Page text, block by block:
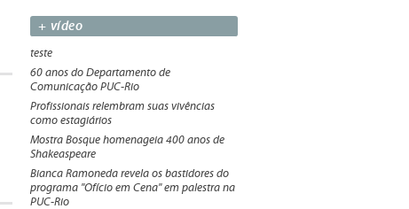
+ vídeo
teste
60 anos do Departamento de
Comunicação PUC-Rio
Profissionais relembram suas vivências
como estagiários
Mostra Bosque homenageia 400 anos de
Shakeaspeare
Bianca Ramoneda revela os bastidores do
programa "Ofício em Cena" em palestra na
PUC-Rio